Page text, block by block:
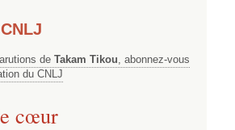
de Takam Tikou , abonnez-vous
du CNLJ
cœur